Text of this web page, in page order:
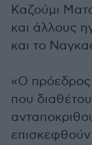
Καζούμι
και άλλους
και το
«Ο
που